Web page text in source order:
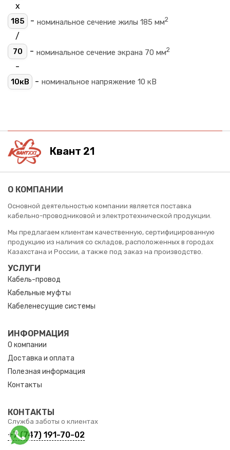
х
185 - номинальное сечение жилы 185 мм2
/
70 - номинальное сечение экрана 70 мм2
-
10кВ - номинальное напряжение 10 кВ
Квант 21
О КОМПАНИИ
Основной деятельностью компании является поставка
кабельно-проводниковой и электротехнической продукции.
Мы предлагаем клиентам качественную, сертифицированную
продукцию из наличия со складов, расположенных в городах
Казахстана и России, а также под заказ на производство.
УСЛУГИ
Кабель-провод
Кабельные муфты
Кабеленесущие системы
ИНФОРМАЦИЯ
О компании
Доставка и оплата
Полезная информация
Контакты
КОНТАКТЫ
Служба заботы о клиентах
+7 (747) 191-70-02